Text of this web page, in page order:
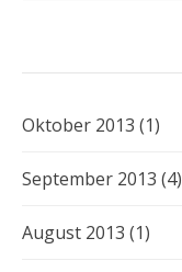
Oktober 2013 (1)
September 2013 (4)
August 2013 (1)